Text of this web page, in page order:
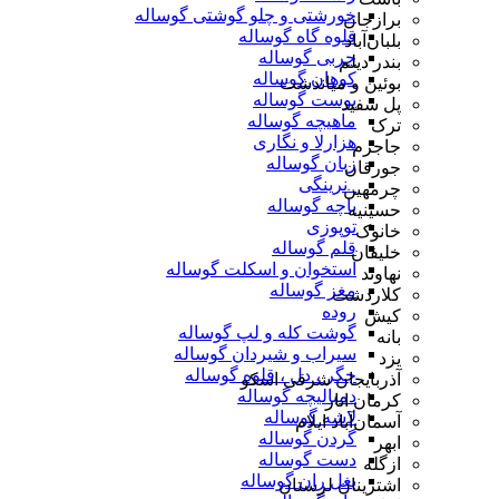
خورشتی و چلو گوشتی گوساله
قلوه گاه گوساله
چربی گوساله
کوهان گوساله
پوست گوساله
ماهیچه گوساله
هزارلا و نگاری
زبان گوساله
_نرینگی
پاچه گوساله
توپوزی
قلم گوساله
استخوان و اسکلت گوساله
مغز گوساله
روده
گوشت کله و لپ گوساله
سیراب و شیردان گوساله
جگر ، دل ، قلوه گوساله
دمبالیچه گوساله
لاشه گوساله
گردن گوساله
دست گوساله
بغل ران گوساله
برازجان
بلبان‌آباد
بندر دیلم
بوئین و میاندشت
پل سفید
ترک
جاجرم
جورقان
چرمهین
حسینیه
خانوک
خلیفان
نهاوند
کلاردشت
کیش
بانه
یزد
آذربایجان شرقی اسکو
کرمان انار
آسمان‌آباد ایلام
ابهر
ازگله
اشترینان لرستان